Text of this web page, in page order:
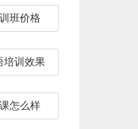
班价格
培训效果
怎么样